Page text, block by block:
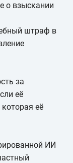
о взыскании
штраф в
за
её
её
ИИ